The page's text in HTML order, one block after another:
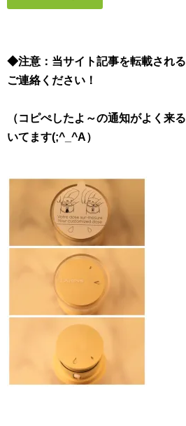
◆注意：当サイト記事を転載され
ご連絡ください！
（コピぺしたよ～の通知がよく来
いてます(;^_^A）